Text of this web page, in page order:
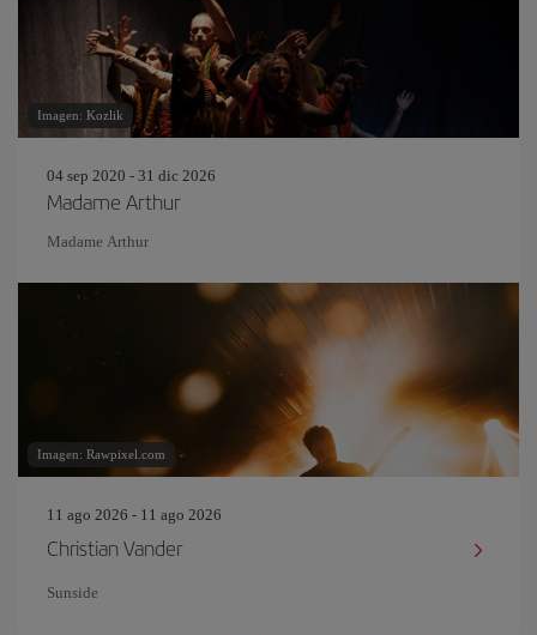
Imagen: Kozlik
04 sep 2020 - 31 dic 2026
Madame Arthur
Madame Arthur
Imagen: Rawpixel.com
11 ago 2026 - 11 ago 2026
Christian Vander
Sunside